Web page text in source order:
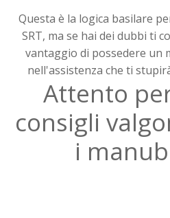
Questa è la logica basilare
SRT, ma se hai dei dubbi ti
vantaggio di possedere un
nell'assistenza che ti
Attento
consigli
i